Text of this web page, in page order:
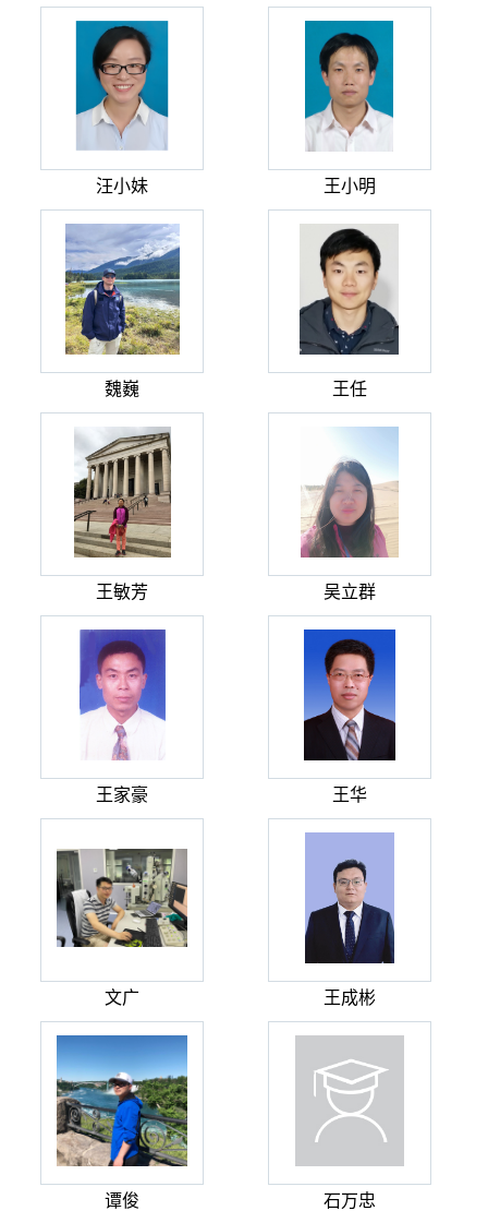
汪小妹 王小明
魏巍 王任
王敏芳 吴立群
王家豪 王华
文广 王成彬
谭俊 石万忠